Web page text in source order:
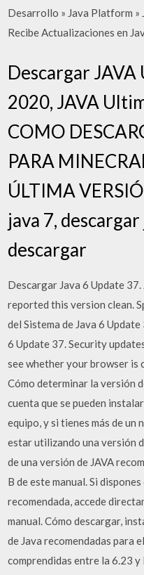
Desarrollo » Java Platform »
Recibe Actualizaciones en
Descargar
2020, JAVA
COMO
PARA
ÚLTIMA
java 7,
descargar
Descargar Java 6 Update
reported this version clean.
del Sistema de Java 6
6 Update 37. Security
see whether your browser is
Cómo determinar la versión
cuenta que se pueden
equipo, y si tienes más de un
estar utilizando una versión
de una versión de JAVA
B de este manual. Si
recomendada, accede
manual. Cómo descargar,
de Java recomendadas para
comprendidas entre la 6.23